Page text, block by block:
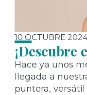
10 OCTUBRE 2024
¡Descubre
Hace ya unos
llegada a
puntera,